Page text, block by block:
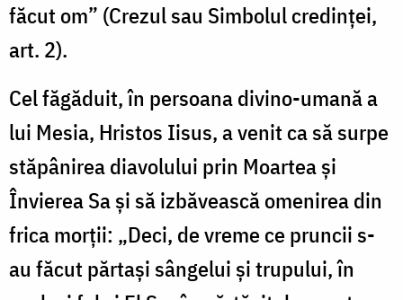
făcut om” (Crezul sau Simbolul credinţei,
art. 2).
Cel făgăduit, în persoana divino-umană a
lui Mesia, Hristos Iisus, a venit ca să surpe
stăpânirea diavolului prin Moartea şi
Învierea Sa şi să izbăvească omenirea din
frica morţii: „Deci, de vreme ce pruncii s-
au făcut părtaşi sângelui şi trupului, în